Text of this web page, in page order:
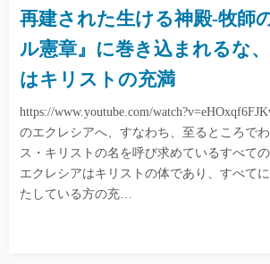
再建された生ける神殿-牧師
ル憲章』に巻き込まれるな
はキリストの充満
https://www.youtube.com/
のエクレシアへ、すなわち、至るところで
ス・キリストの名を呼び求めているすべて
エクレシアはキリストの体であり、すべて
たしている方の充…